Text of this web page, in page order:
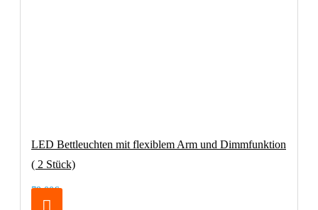
LED Bettleuchten mit flexiblem Arm und Dimmfunktion
( 2 Stück)
79,00€